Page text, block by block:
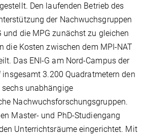
Den laufenden Betrieb des
der Nachwuchsgruppen
und die MPG zunächst zu gleichen
die Kosten zwischen dem MPI-NAT
Das ENI-G am Nord-Campus der
3.200 Quadratmetern den
unabhängige
Nachwuchsforschungsgruppen.
Master- und PhD-Studiengang
Unterrichtsräume eingerichtet. Mit